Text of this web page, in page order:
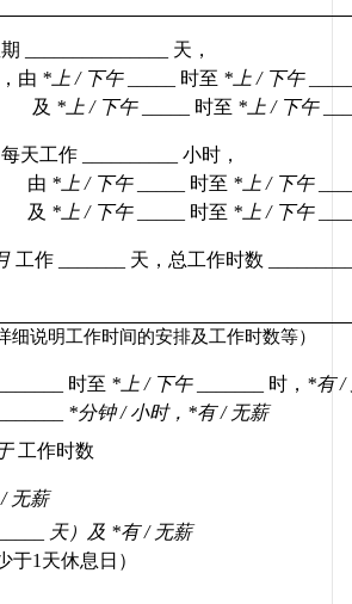
天，
由 *上 / 下午 _____ 时至 *上 / 下午
及 *上 / 下午 _____ 时至 *上 / 下午
天工作 __________ 小时，
由 *上 / 下午 _____ 时至 *上 / 下午
及 *上 / 下午 _____ 时至 *上 / 下午
工作 _______ 天，总工作时数
细说明工作时间的安排及工作时数等）
时至 *上 / 下午 _______ 时， *有 /
*分钟 / 小时， *有 / 无薪
工作时数
无薪
天） 及 *有 / 无薪
于1 天休息日）